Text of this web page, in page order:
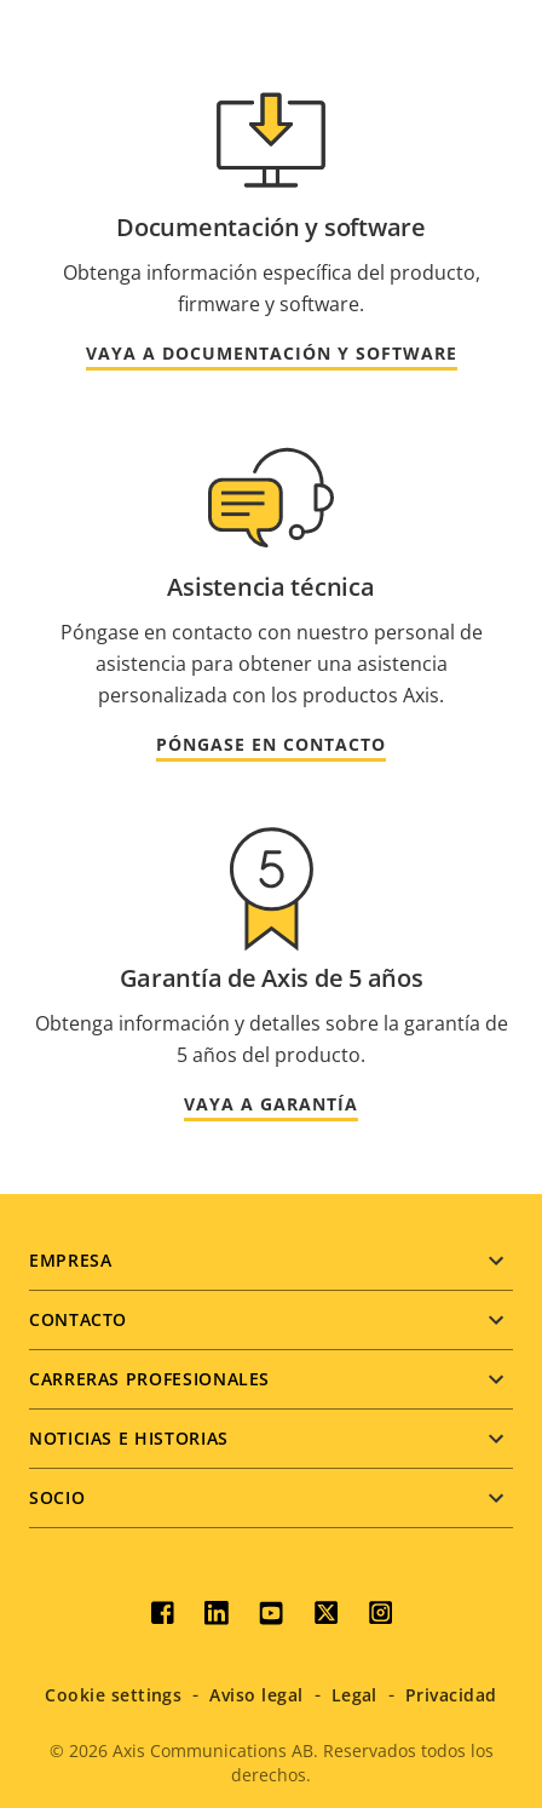
Documentación y software
Obtenga información específica del producto,
firmware y software.
VAYA A DOCUMENTACIÓN Y SOFTWARE
Asistencia técnica
Póngase en contacto con nuestro personal de
asistencia para obtener una asistencia
personalizada con los productos Axis.
PÓNGASE EN CONTACTO
Garantía de Axis de 5 años
Obtenga información y detalles sobre la garantía de
5 años del producto.
VAYA A GARANTÍA
Footer
menu
EMPRESA
CONTACTO
CARRERAS PROFESIONALES
NOTICIAS E HISTORIAS
SOCIO
Social
menu
© 2026Axis Communications AB. Reservados todos los
derechos.
Cookie settings Aviso legal Legal Privacidad